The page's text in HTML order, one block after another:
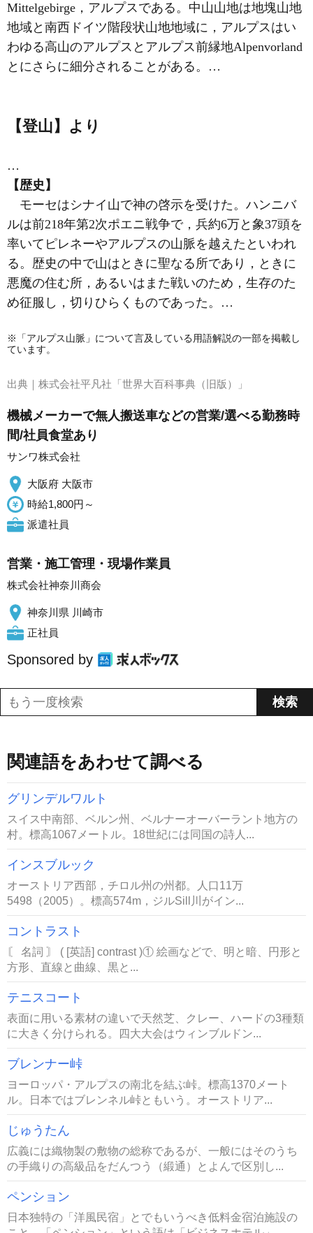
Mittelgebirge， アルプス である。中山山地は地塊山地
地域と南西ドイツ階段状山地地域に，アルプスはい
わゆる高山のアルプスとアルプス前縁地Alpenvorland
とにさらに細分されることがある。…
【登山】より
…
【歴史】
モーセはシナイ山で神の啓示を受けた。ハンニバ
ルは前218年第2次ポエニ戦争で，兵約6万と象37頭を
率いてピレネーやアルプスの山脈を越えたといわれ
る。歴史の中で山はときに聖なる所であり，ときに
悪魔の住む所，あるいはまた戦いのため，生存のた
め征服し，切りひらくものであった。…
※「アルプス山脈」について言及している用語解説の一部を掲載し
ています。
出典｜ 株式会社平凡社「世界大百科事典（旧版）」
機械メーカーで無人搬送車などの営業/選べる勤務時
間/社員食堂あり
サンワ株式会社
大阪府 大阪市
時給1,800円～
派遣社員
営業・施工管理・現場作業員
株式会社神奈川商会
神奈川県 川崎市
正社員
Sponsored by
関連語をあわせて調べる
グリンデルワルト
スイス中南部、ベルン州、ベルナーオーバーラント地方の
村。標高1067メートル。18世紀には同国の詩人...
インスブルック
オーストリア西部，チロル州の州都。人口11万
5498（2005）。標高574m，ジルSill川がイン...
コントラスト
〘 名詞 〙 ( [英語] contrast )① 絵画などで、明と暗、円形と
方形、直線と曲線、黒と...
テニスコート
表面に用いる素材の違いで天然芝、クレー、ハードの3種類
に大きく分けられる。四大大会はウィンブルドン...
ブレンナー峠
ヨーロッパ・アルプスの南北を結ぶ峠。標高1370メート
ル。日本ではブレンネル峠ともいう。オーストリア...
じゅうたん
広義には織物製の敷物の総称であるが、一般にはそのうち
の手織りの高級品をだんつう（緞通）とよんで区別し...
ペンション
日本独特の「洋風民宿」とでもいうべき低料金宿泊施設の